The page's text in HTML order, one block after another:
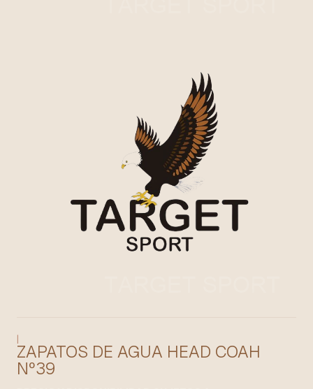
|
ZAPATOS DE AGUA HEAD COAH
Nº39